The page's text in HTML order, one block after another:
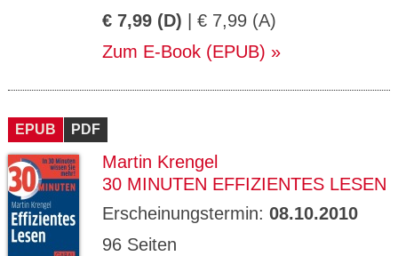
€ 7,99 (D) | € 7,99 (A)
Zum E-Book (EPUB)
EPUB PDF
Martin Krengel
30 MINUTEN EFFIZIENTES LESEN
Erscheinungstermin: 08.10.2010
96 Seiten